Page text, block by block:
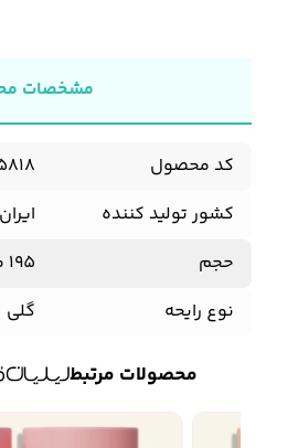
مشخصات
کد محصول
کشور تولید کننده
ایران
حجم
195 میل
نوع رایحه
گلی
محصولات مرتبط